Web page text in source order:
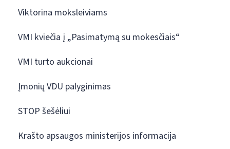
Viktorina moksleiviams
VMI kviečia į „Pasimatymą su mokesčiais“
VMI turto aukcionai
Įmonių VDU palyginimas
STOP šešėliui
Krašto apsaugos ministerijos informacija